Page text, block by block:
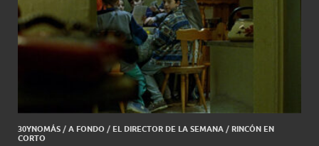
30YNOMÁS / A FONDO / EL DIRECTOR DE LA SEMANA / RINCÓN EN
CORTO